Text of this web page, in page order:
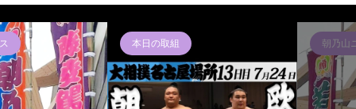
本日の取組 朝乃山